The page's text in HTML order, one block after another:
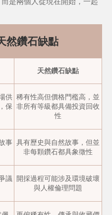
然鑽石缺點
天然鑽石缺點
供
保
稀有性高但價格門檻高，並
非所有等級都具備投資回收
性
事 具有歷史與自然故事，但並
非每顆鑽石都具象徵性
議
開採過程可能涉及環境破壞
與人權倫理問題